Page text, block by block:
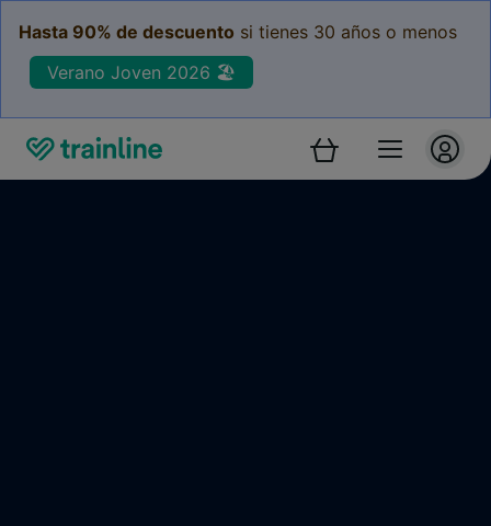
Hasta 90% de descuento si tienes 30 años o menos
Verano Joven 2026 🏖️